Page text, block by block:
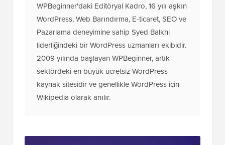
WPBeginner'daki Editöryal Kadro, 16 yılı aşkın
WordPress, Web Barındırma, E-ticaret, SEO ve
Pazarlama deneyimine sahip Syed Balkhi
liderliğindeki bir WordPress uzmanları ekibidir.
2009 yılında başlayan WPBeginner, artık
sektördeki en büyük ücretsiz WordPress
kaynak sitesidir ve genellikle WordPress için
Wikipedia olarak anılır.